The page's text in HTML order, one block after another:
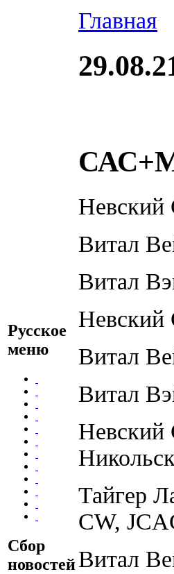
Русское
меню
Сбор
новостей
Главная
Невский
Витал
Витал
Невский
Витал
Витал
Невский
Тайгер
CW,
Витал